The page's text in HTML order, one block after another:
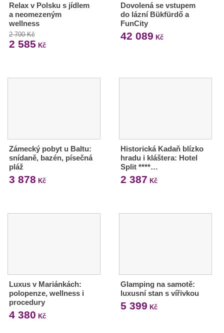
Relax v Polsku s jídlem
a neomezeným
wellness
2 700 Kč
2 585 Kč
Dovolená se vstupem
do lázní Bükfürdő a
FunCity
42 089 Kč
Zámecký pobyt u Baltu:
snídaně, bazén, písečná
pláž
3 878 Kč
Historická Kadaň blízko
hradu i kláštera: Hotel
Split ****…
2 387 Kč
Luxus v Mariánkách:
polopenze, wellness i
procedury
4 380 Kč
Glamping na samotě:
luxusní stan s vířivkou
5 399 Kč